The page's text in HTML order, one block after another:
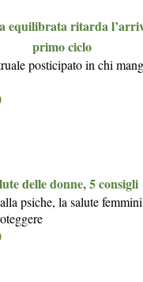
equilibrata ritarda
primo ciclo
posticipato in chi
delle donne, 5 consigli
psiche, la salute